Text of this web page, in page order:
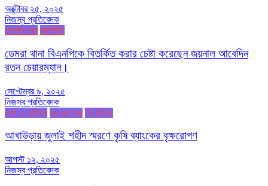
অক্টোবর ২৫, ২০২৫
নিজস্ব প্রতিবেদক
জেলার খবর রাজনীতি
ডেমরা থানা বিএনপিকে বিতর্কিত করার চেষ্টা করেছেন জয়নাল আবেদিন
রতন চেয়ারম্যান।
সেপ্টেম্বর ৯, ২০২৫
নিজস্ব প্রতিবেদক
অর্থ ও বাণিজ্য জেলার খবর টপ নিউজ
আখাউড়ায় জুলাই শহীদ স্মরণে কৃষি ব্যাংকের বৃক্ষরোপণ
আগস্ট ১২, ২০২৫
নিজস্ব প্রতিবেদক